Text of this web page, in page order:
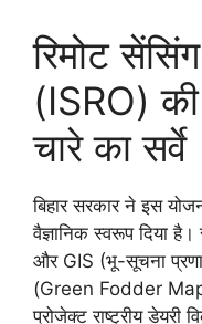
रिमोट
(ISRO)
चारे का सर्वे
बिहार सरकार ने इस
वैज्ञानिक स्वरूप दिया
और GIS (भू-सूचना
(Green Fodder
प्रोजेक्ट राष्ट्रीय डेयरी